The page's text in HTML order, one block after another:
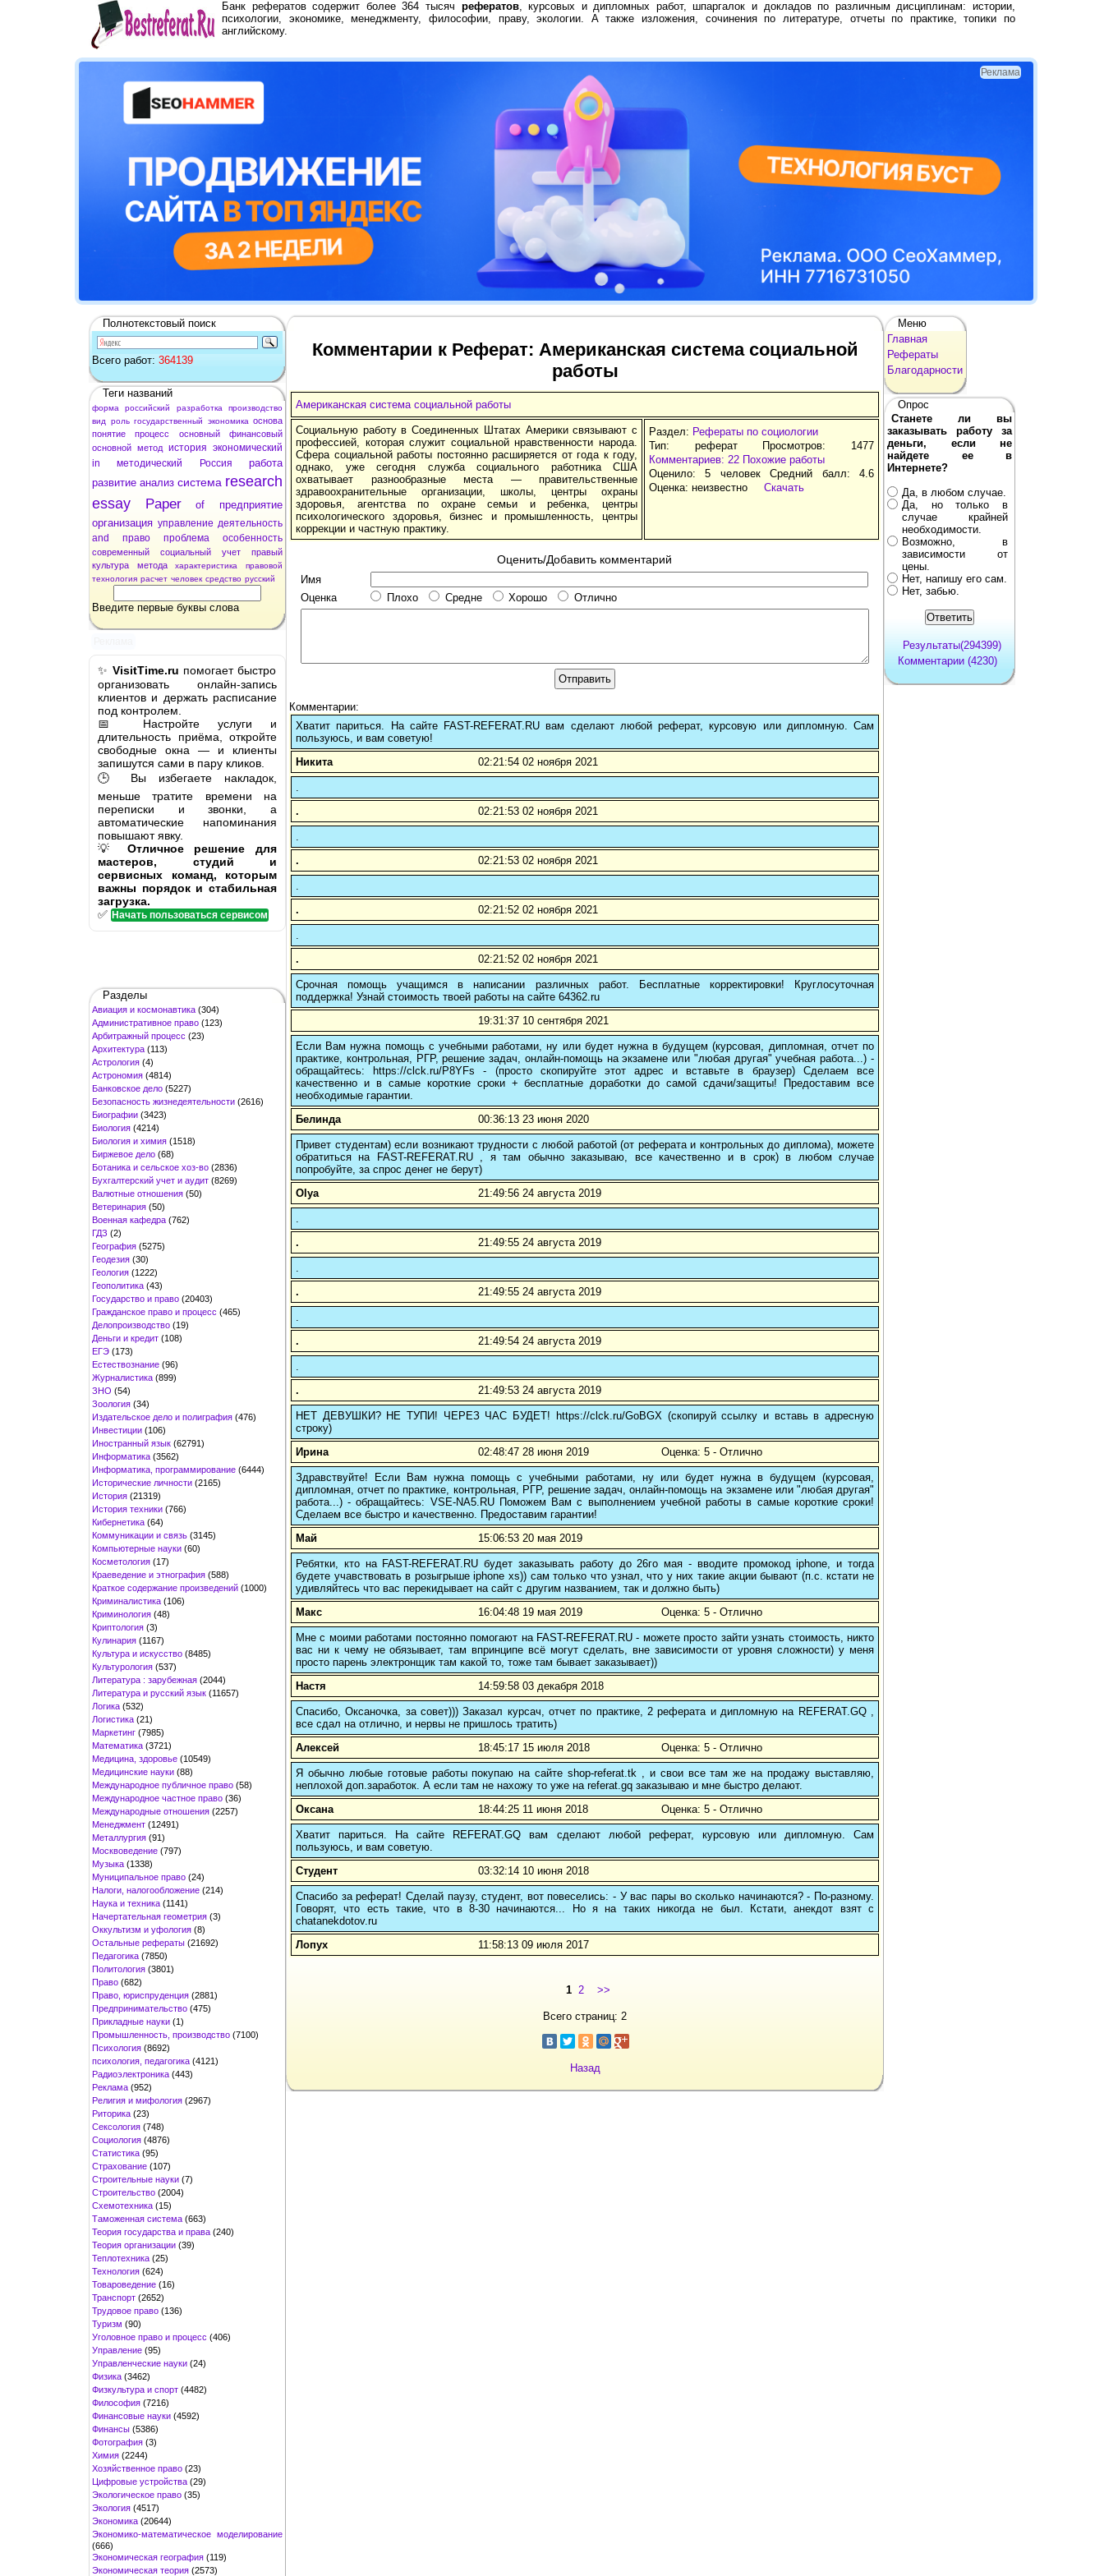
Банк рефератов содержит более 364 тысяч рефератов, курсовых и дипломных работ, шпаргалок и докладов по различным дисциплинам: истории,
психологии, экономике, менеджменту, философии, праву, экологии. А также изложения, сочинения по литературе, отчеты по практике, топики по
английскому.
Реклама
Полнотекстовый поиск
Всего работ: 364139
Теги названий
форма российский разработка
производство
вид
роль государственный экономика основа
понятие
процесс основный
финансовый
основной метод история экономический
in
методический Россия
работа
развитие анализ система research
essay
Paper of
предприятие
организация управление деятельность
and
право проблема особенность
современный социальный учет
правый
культура
метода характеристика
правовой
технология расчет человек средство русский
Введите первые буквы слова
✨ VisitTime.ru помогает быстро
организовать онлайн-запись
клиентов и держать расписание
под контролем.
📅 Настройте услуги и
длительность приёма, откройте
свободные окна — и клиенты
запишутся сами в пару кликов.
🕒 Вы избегаете накладок,
меньше тратите времени на
переписки и звонки, а
автоматические напоминания
повышают явку.
💡 Отличное решение для
мастеров, студий и
сервисных команд, которым
важны порядок и стабильная
загрузка.
✅ Начать пользоваться сервисом
Разделы
Авиация и космонавтика (304)
Административное право (123)
Арбитражный процесс (23)
Архитектура (113)
Астрология (4)
Астрономия (4814)
Банковское дело (5227)
Безопасность жизнедеятельности (2616)
Биографии (3423)
Биология (4214)
Биология и химия (1518)
Биржевое дело (68)
Ботаника и сельское хоз-во (2836)
Бухгалтерский учет и аудит (8269)
Валютные отношения (50)
Ветеринария (50)
Военная кафедра (762)
ГДЗ (2)
География (5275)
Геодезия (30)
Геология (1222)
Геополитика (43)
Государство и право (20403)
Гражданское право и процесс (465)
Делопроизводство (19)
Деньги и кредит (108)
ЕГЭ (173)
Естествознание (96)
Журналистика (899)
ЗНО (54)
Зоология (34)
Издательское дело и полиграфия (476)
Инвестиции (106)
Иностранный язык (62791)
Информатика (3562)
Информатика, программирование (6444)
Исторические личности (2165)
История (21319)
История техники (766)
Кибернетика (64)
Коммуникации и связь (3145)
Компьютерные науки (60)
Косметология (17)
Краеведение и этнография (588)
Краткое содержание произведений (1000)
Криминалистика (106)
Криминология (48)
Криптология (3)
Кулинария (1167)
Культура и искусство (8485)
Культурология (537)
Литература : зарубежная (2044)
Литература и русский язык (11657)
Логика (532)
Логистика (21)
Маркетинг (7985)
Математика (3721)
Медицина, здоровье (10549)
Медицинские науки (88)
Международное публичное право (58)
Международное частное право (36)
Международные отношения (2257)
Менеджмент (12491)
Металлургия (91)
Москвоведение (797)
Музыка (1338)
Муниципальное право (24)
Налоги, налогообложение (214)
Наука и техника (1141)
Начертательная геометрия (3)
Оккультизм и уфология (8)
Остальные рефераты (21692)
Педагогика (7850)
Политология (3801)
Право (682)
Право, юриспруденция (2881)
Предпринимательство (475)
Прикладные науки (1)
Промышленность, производство (7100)
Психология (8692)
психология, педагогика (4121)
Радиоэлектроника (443)
Реклама (952)
Религия и мифология (2967)
Риторика (23)
Сексология (748)
Социология (4876)
Статистика (95)
Страхование (107)
Строительные науки (7)
Строительство (2004)
Схемотехника (15)
Таможенная система (663)
Теория государства и права (240)
Теория организации (39)
Теплотехника (25)
Технология (624)
Товароведение (16)
Транспорт (2652)
Трудовое право (136)
Туризм (90)
Уголовное право и процесс (406)
Управление (95)
Управленческие науки (24)
Физика (3462)
Физкультура и спорт (4482)
Философия (7216)
Финансовые науки (4592)
Финансы (5386)
Фотография (3)
Химия (2244)
Хозяйственное право (23)
Цифровые устройства (29)
Экологическое право (35)
Экология (4517)
Экономика (20644)
Экономико-математическое моделирование
(666)
Экономическая география (119)
Экономическая теория (2573)
Комментарии к Реферат: Американская система социальной
работы
Американская система социальной работы
Социальную работу в Соединенных Штатах Америки связывают с
профессией, которая служит социальной нравственности народа.
Сфера социальной работы постоянно расширяется от года к году,
однако, уже сегодня служба социального работника США
охватывает разнообразные места — правительственные
здравоохранительные организации, школы, центры охраны
здоровья, агентства по охране семьи и ребенка, центры
психологического здоровья, бизнес и промышленность, центры
коррекции и частную практику.
Раздел: Рефераты по социологии
Тип: реферат Просмотров: 1477
Комментариев: 22 Похожие работы
Оценило: 5 человек Средний балл: 4.6
Оценка: неизвестно Скачать
Оценить/Добавить комментарий
Имя
Оценка
Плохо Средне Хорошо Отлично
Комментарии:
Хватит париться. На сайте FAST-REFERAT.RU вам сделают любой реферат, курсовую или дипломную. Сам
пользуюсь, и вам советую!
Никита
02:21:54 02 ноября 2021
.
.
02:21:53 02 ноября 2021
.
.
02:21:53 02 ноября 2021
.
.
02:21:52 02 ноября 2021
.
.
02:21:52 02 ноября 2021
Срочная помощь учащимся в написании различных работ. Бесплатные корректировки! Круглосуточная
поддержка! Узнай стоимость твоей работы на сайте 64362.ru
19:31:37 10 сентября 2021
Если Вам нужна помощь с учебными работами, ну или будет нужна в будущем (курсовая, дипломная, отчет по
практике, контрольная, РГР, решение задач, онлайн-помощь на экзамене или "любая другая" учебная работа...) -
обращайтесь: https://clck.ru/P8YFs - (просто скопируйте этот адрес и вставьте в браузер) Сделаем все
качественно и в самые короткие сроки + бесплатные доработки до самой сдачи/защиты! Предоставим все
необходимые гарантии.
Белинда
00:36:13 23 июня 2020
Привет студентам) если возникают трудности с любой работой (от реферата и контрольных до диплома), можете
обратиться на FAST-REFERAT.RU , я там обычно заказываю, все качественно и в срок) в любом случае
попробуйте, за спрос денег не берут)
Olya
21:49:56 24 августа 2019
.
.
21:49:55 24 августа 2019
.
.
21:49:55 24 августа 2019
.
.
21:49:54 24 августа 2019
.
.
21:49:53 24 августа 2019
НЕТ ДЕВУШКИ? НЕ ТУПИ! ЧЕРЕЗ ЧАС БУДЕТ! https://clck.ru/GoBGX (скопируй ссылку и вставь в адресную
строку)
Ирина
02:48:47 28 июня 2019 Оценка: 5 - Отлично
Здравствуйте! Если Вам нужна помощь с учебными работами, ну или будет нужна в будущем (курсовая,
дипломная, отчет по практике, контрольная, РГР, решение задач, онлайн-помощь на экзамене или "любая другая"
работа...) - обращайтесь: VSE-NA5.RU Поможем Вам с выполнением учебной работы в самые короткие сроки!
Сделаем все быстро и качественно. Предоставим гарантии!
Май
15:06:53 20 мая 2019
Ребятки, кто на FAST-REFERAT.RU будет заказывать работу до 26го мая - вводите промокод iphone, и тогда
будете учавствовать в розыгрыше iphone xs)) сам только что узнал, что у них такие акции бывают (п.с. кстати не
удивляйтесь что вас перекидывает на сайт с другим названием, так и должно быть)
Макс
16:04:48 19 мая 2019 Оценка: 5 - Отлично
Мне с моими работами постоянно помогают на FAST-REFERAT.RU - можете просто зайти узнать стоимость, никто
вас ни к чему не обязывает, там впринципе всё могут сделать, вне зависимости от уровня сложности) у меня
просто парень электронщик там какой то, тоже там бывает заказывает))
Настя
14:59:58 03 декабря 2018
Спасибо, Оксаночка, за совет))) Заказал курсач, отчет по практике, 2 реферата и дипломную на REFERAT.GQ ,
все сдал на отлично, и нервы не пришлось тратить)
Алексей
18:45:17 15 июля 2018 Оценка: 5 - Отлично
Я обычно любые готовые работы покупаю на сайте shop-referat.tk , и свои все там же на продажу выставляю,
неплохой доп.заработок. А если там не нахожу то уже на referat.gq заказываю и мне быстро делают.
Оксана
18:44:25 11 июня 2018 Оценка: 5 - Отлично
Хватит париться. На сайте REFERAT.GQ вам сделают любой реферат, курсовую или дипломную. Сам
пользуюсь, и вам советую.
Студент
03:32:14 10 июня 2018
Спасибо за реферат! Сделай паузу, студент, вот повеселись: - У вас пары во сколько начинаются? - По-разному.
Говорят, что есть такие, что в 8-30 начинаются... Но я на таких никогда не был. Кстати, анекдот взят с
chatanekdotov.ru
Лопух
11:58:13 09 июля 2017
1 2 >>
Всего страниц: 2
Назад
Меню
Главная
Рефераты
Благодарности
Опрос
Станете ли вы
заказывать работу за
деньги, если не
найдете ее в
Интернете?
Да, в любом случае.
Да, но только в
случае крайней
необходимости.
Возможно, в
зависимости от
цены.
Нет, напишу его сам.
Нет, забью.
Результаты(294399)
Комментарии (4230)